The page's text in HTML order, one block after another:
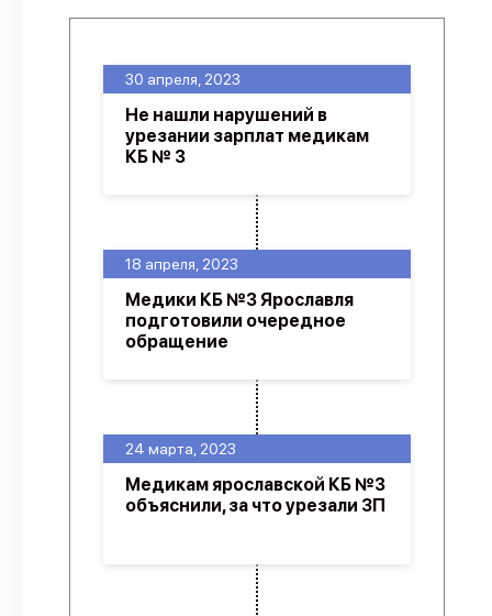
24 марта, 2023
Медикам ярославской КБ №3
объяснили, за что урезали ЗП
18 апреля, 2023
Медики КБ №3 Ярославля
подготовили очередное
обращение
30 апреля, 2023
Не нашли нарушений в
урезании зарплат медикам
КБ № 3